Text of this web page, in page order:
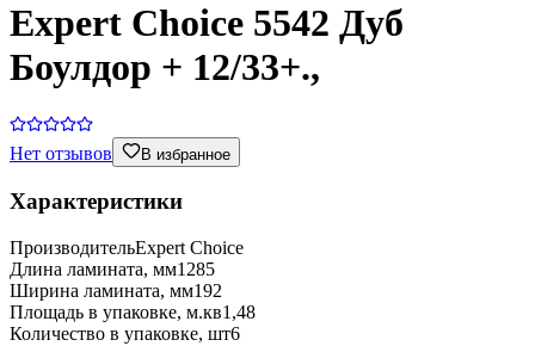
Expert Choice 5542 Дуб
Боулдор + 12/33+.,
Нет отзывов В избранное
Характеристики
ПроизводительExpert Choice
Длина ламината, мм1285
Ширина ламината, мм192
Площадь в упаковке, м.кв1,48
Количество в упаковке, шт6